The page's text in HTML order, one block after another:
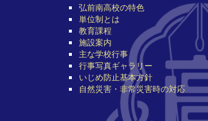
弘前南高校の特色
単位制とは
教育課程
施設案内
主な学校行事
行事写真ギャラリー
いじめ防止基本方針
自然災害・非常災害時の対応